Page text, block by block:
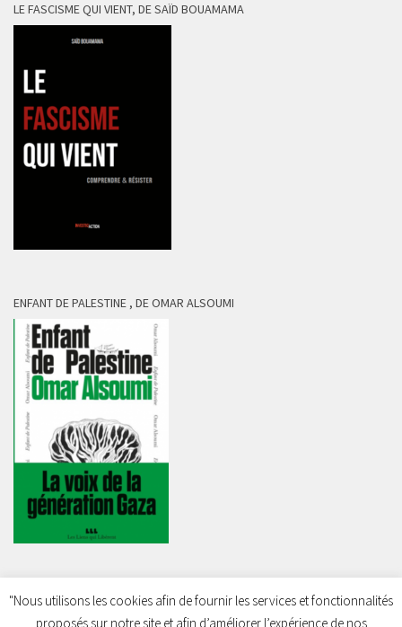
LE FASCISME QUI VIENT, DE SAÏD BOUAMAMA
ENFANT DE PALESTINE , DE OMAR ALSOUMI
"Nous utilisons les cookies afin de fournir les services et fonctionnalités
proposés sur notre site et afin d’améliorer l’expérience de nos